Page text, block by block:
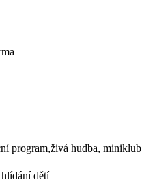
program,živá hudba, miniklub
dětí